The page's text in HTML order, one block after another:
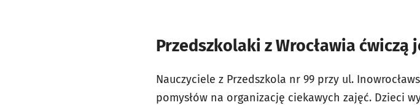
Przedszkolaki z Wrocławia ćwiczą
Nauczyciele z Przedszkola nr 99 przy ul.
pomysłów na organizację ciekawych zajęć. Dzieci